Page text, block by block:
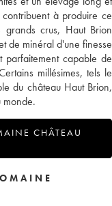
à produire ce
grands crus, Haut Brion
de minéral d'une finesse
parfaitement capable de
millésimes, tels le
du château Haut Brion,
monde.
CHÂTEAU